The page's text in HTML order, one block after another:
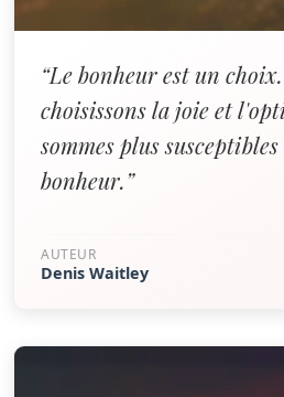
“Le bonheur est un
choisissons la joie et
sommes plus
bonheur.”
AUTEUR
Denis Waitley